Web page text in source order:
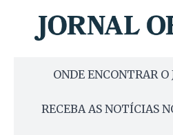
ONDE ENCONTRAR O
RECEBA AS NOTÍCIAS